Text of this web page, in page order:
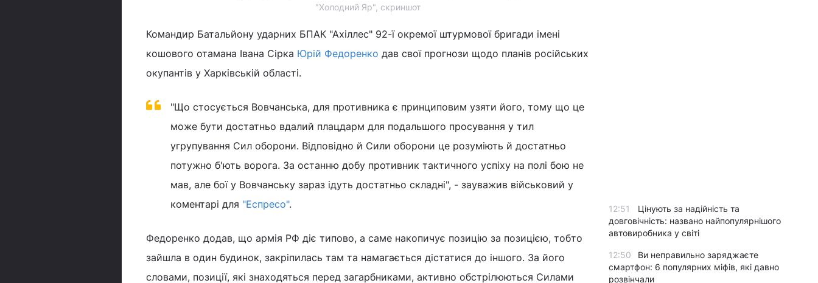
"Холодний Яр", скриншот
Командир Батальйону ударних БПАК "Ахіллес" 92-ї окремої штурмової бригади імені
кошового отамана Івана Сірка Юрій Федоренко дав свої прогнози щодо планів російських
окупантів у Харківській області.
"Що стосується Вовчанська, для противника є принциповим узяти його, тому що це
може бути достатньо вдалий плацдарм для подальшого просування у тил
угрупування Сил оборони. Відповідно й Сили оборони це розуміють й достатньо
потужно б'ють ворога. За останню добу противник тактичного успіху на полі бою не
мав, але бої у Вовчанську зараз ідуть достатньо складні", - зауважив військовий у
коментарі для "Еспресо".
Федоренко додав, що армія РФ діє типово, а саме накопичує позицію за позицією, тобто
зайшла в один будинок, закріпилась там та намагається дістатися до іншого. За його
словами, позиції, які знаходяться перед загарбниками, активно обстрілюються Силами
12:51
Цінують за надійність та
довговічність: названо найпопулярнішого
автовиробника у світі
12:50
Ви неправильно заряджаєте
смартфон: 6 популярних міфів, які давно
розвінчали